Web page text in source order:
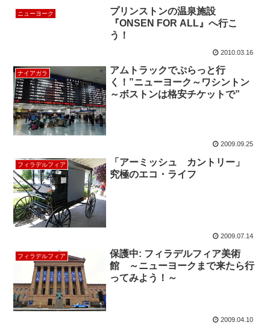
ニューヨーク
プリンストンの温泉施設
『ONSEN FOR ALL』へ行こ
う！
2010.03.16
ナイアガラ
アムトラックでぷらっと行
く！”ニューヨーク～ワシントン
～ボストンは格安チケットで”
2009.09.25
フィラデルフィア
「アーミッシュ カントリー」
究極のエコ・ライフ
2009.07.14
フィラデルフィア
保護中: フィラデルフィア美術
館 ～ニューヨークまで来たら行
ってみよう！～
2009.04.10